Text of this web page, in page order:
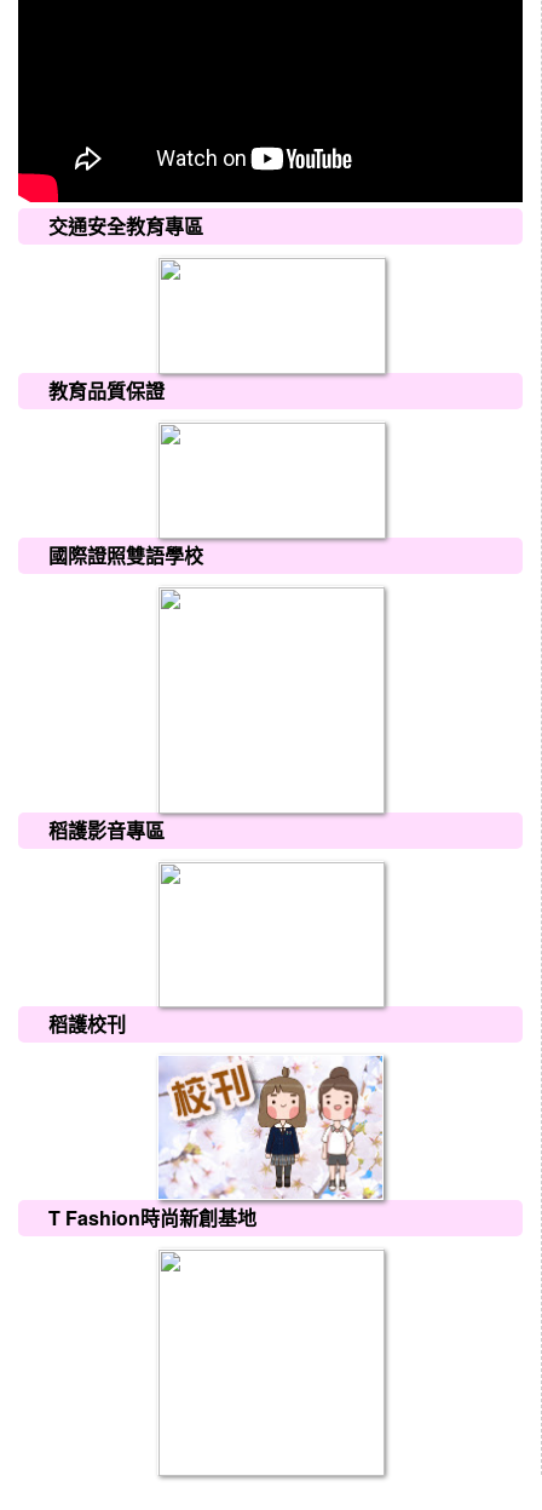
交通安全教育專區
教育品質保證
國際證照雙語學校
稻護影音專區
稻護校刊
T Fashion時尚新創基地